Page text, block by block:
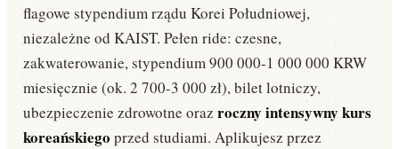
flagowe stypendium rządu Korei Południowej,
niezależne od KAIST. Pełen ride: czesne,
zakwaterowanie, stypendium 900 000-1 000 000 KRW
miesięcznie (ok. 2 700-3 000 zł), bilet lotniczy,
ubezpieczenie zdrowotne oraz roczny intensywny kurs
koreańskiego przed studiami. Aplikujesz przez